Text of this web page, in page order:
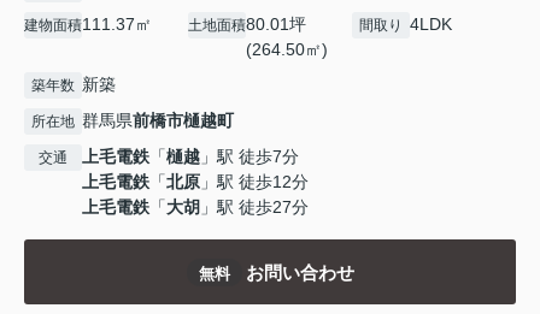
建物面積111.37㎡ 土地面積80.01坪
(264.50㎡)
間取り 4LDK
築年数 新築
所在地 群馬県前橋市樋越町
交通 上毛電鉄 「樋越 」駅 徒歩7分
上毛電鉄 「北原 」駅 徒歩12分
上毛電鉄 「大胡 」駅 徒歩27分
無料 お問い合わせ